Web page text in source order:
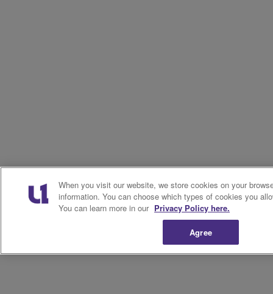
When you visit our website, we store cookies on your
information. You can choose which types of cookies you
You can learn more in our Privacy Policy here.
Agree